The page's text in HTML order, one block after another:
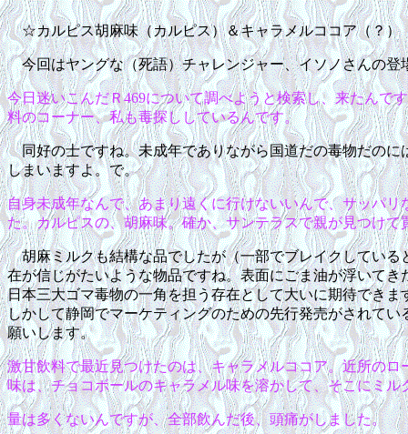
☆カルピス胡麻味（カルピス）＆キャラメルココア（？）
今回はヤングな（死語）チャレンジャー、イソノさんの登
今日迷いこんだＲ469について調べようと検索し、来たんで
料のコーナー、私も毒探ししているんです。
同好の士ですね。未成年でありながら国道だの毒物だのに
しまいますよ。で。
自身未成年なんで、あまり遠くに行けないいんで、サッパ
た。カルピスの、胡麻味。確か、サンテラスで親が見つけ
胡麻ミルクも結構な品でしたが（一部でブレイクしている
在が信じがたいような物品ですね。表面にごま油が浮いて
日本三大ゴマ毒物の一角を担う存在として大いに期待でき
しかして静岡でマーケティングのための先行発売がされて
願いします。
激甘飲料で最近見つけたのは、キャラメルココア。近所の
味は、チョコボールのキャラメル味を溶かして、そこにミル
量は多くないんですが、全部飲んだ後、頭痛がしました。